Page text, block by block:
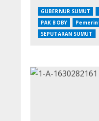
GUBERNUR SUMUT
PAK BOBY
SEPUTARAN SUMUT